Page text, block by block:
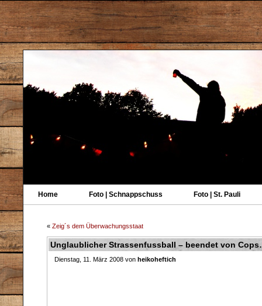
Home Foto | Schnappschuss Foto | St. Pauli
« Zeig´s dem Überwachungsstaat
Unglaublicher Strassenfussball – beendet von
Dienstag, 11. März 2008 von heikoheftich